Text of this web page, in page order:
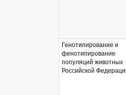
Генотипирование и
фенотипирование
популяций животных
Российской